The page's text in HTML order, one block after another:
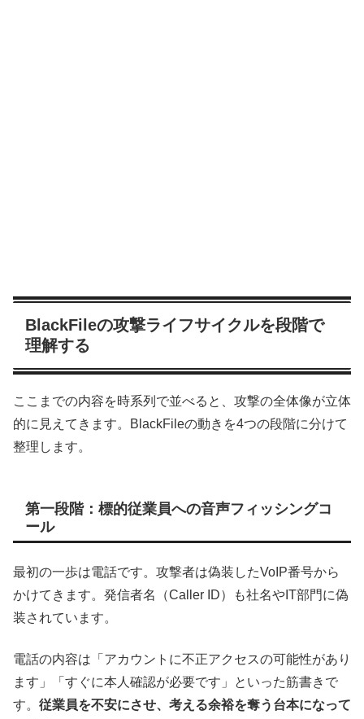
BlackFileの攻撃ライフサイクルを段階で
理解する
ここまでの内容を時系列で並べると、攻撃の全体像が立体
的に見えてきます。BlackFileの動きを4つの段階に分けて
整理します。
第一段階：標的従業員への音声フィッシングコ
ール
最初の一歩は電話です。攻撃者は偽装したVoIP番号から
かけてきます。発信者名（Caller ID）も社名やIT部門に偽
装されています。
電話の内容は「アカウントに不正アクセスの可能性があり
ます」「すぐに本人確認が必要です」といった筋書きで
す。 従業員を不安にさせ、考える余裕を奪う台本になって